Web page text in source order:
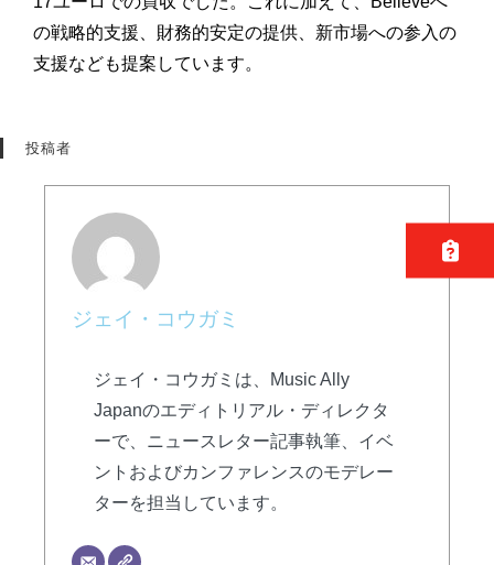
の戦略的支援、財務的安定の提供、新市場への参入の
支援なども提案しています。
投稿者
ジェイ・コウガミ
ジェイ・コウガミは、Music Ally
Japanのエディトリアル・ディレクタ
ーで、ニュースレター記事執筆、イベ
ントおよびカンファレンスのモデレー
ターを担当しています。